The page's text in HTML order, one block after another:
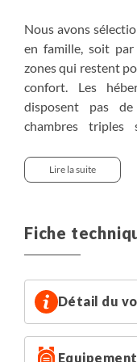
Nous avons
en famille, soit
zones qui restent
confort. Les
disposent pas
chambres triples
certaines nuits au
des nuits en hôtel
• Negombo : hôtel
• Kandy : Grand
• Kitulgala : The
• Nuwara Eliya :
• Bandarawela :
chambres et salles
• Passikudah :
Lire la suite
Fiche
Détail du
Equipement